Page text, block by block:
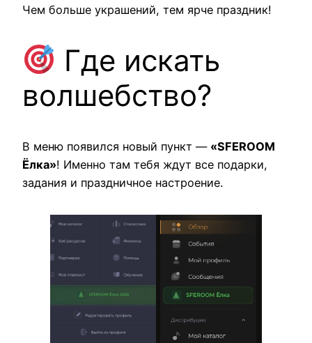
Чем больше украшений, тем ярче праздник!
Где искать
волшебство?
В меню появился новый пункт — «SFEROOM
Ёлка»! Именно там тебя ждут все подарки,
задания и праздничное настроение.